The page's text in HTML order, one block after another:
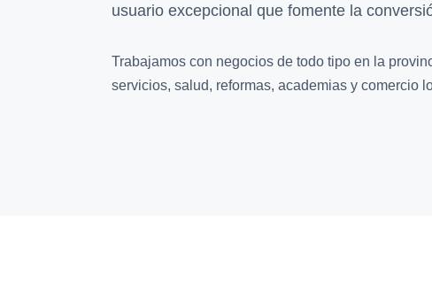
usuario excepcional que fomente la
Trabajamos con negocios de todo tipo en la
servicios, salud, reformas, academias y comercio